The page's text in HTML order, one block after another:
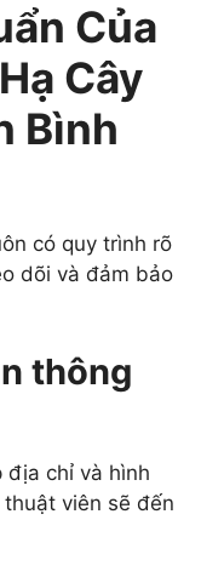
Của
Cây
Bình
có quy trình rõ
dõi và đảm bảo
thông
địa chỉ và hình
viên sẽ đến